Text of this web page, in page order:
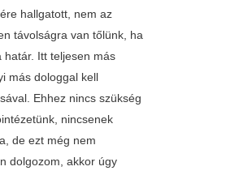
hallgatott, nem az
távolságra van tőlünk, ha
Itt teljesen más
más dologgal kell
Ehhez nincs szükség
nincsenek
de ezt még nem
dolgozom, akkor úgy